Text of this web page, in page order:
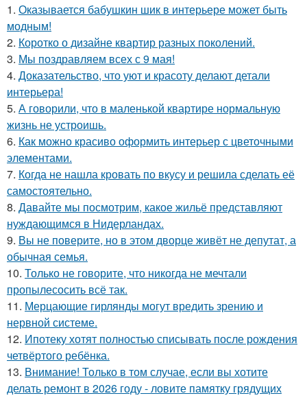
1. Оказывается бабушкин шик в интерьере может быть
модным!
2. Коротко о дизайне квартир разных поколений.
3. Мы поздравляем всех с 9 мая!
4. Доказательство, что уют и красоту делают детали
интерьера!
5. А говорили, что в маленькой квартире нормальную
жизнь не устроишь.
6. Как можно красиво оформить интерьер с цветочными
элементами.
7. Когда не нашла кровать по вкусу и решила сделать её
самостоятельно.
8. Давайте мы посмотрим, какое жильё представляют
нуждающимся в Нидерландах.
9. Вы не поверите, но в этом дворце живёт не депутат, а
обычная семья.
10. Только не говорите, что никогда не мечтали
пропылесосить всё так.
11. Мерцающие гирлянды могут вредить зрению и
нервной системе.
12. Ипотеку хотят полностью списывать после рождения
четвёртого ребёнка.
13. Внимание! Только в том случае, если вы хотите
делать ремонт в 2026 году - ловите памятку грядущих